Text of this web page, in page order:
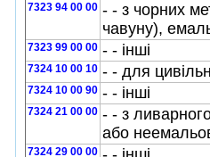
7323 94 00 00 - - з чорних
чавуну),
7323 99 00 00 - - iншi
7324 10 00 10 - - для
7324 10 00 90 - - iншi
7324 21 00 00 - - з
або
7324 29 00 00